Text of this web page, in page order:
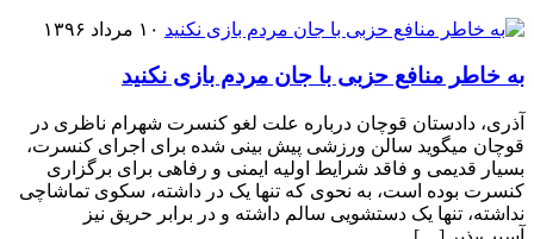
۱۰ مرداد ۱۳۹۶
به خاطر منافع حزبی با جان مردم بازی نکنید
آذری، دادستان قوچان درباره علت لغو کنسرت شهرام ناظری در
قوچان میگوید سالن ورزشی پیش بینی شده برای اجرای کنسرت،
بسیار قدیمی و فاقد شرایط اولیه ایمنی و رفاهی برای برگزاری
کنسرت بوده است، به نحوی که تنها یک در داشته، سکوی تماشاچی
نداشته، تنها یک دستشویی سالم داشته و در برابر حریق نیز